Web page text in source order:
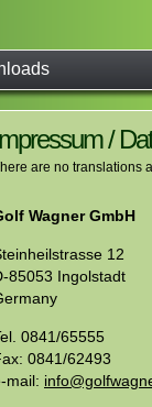
/
are no translations
Wagner GmbH
12
85053 Ingolstadt
0841/65555
0841/62493
mail: